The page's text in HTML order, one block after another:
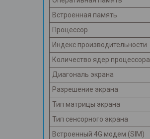
Встроенная память
Процессор
Индекс производительности
Количество ядер процессора
Диагональ экрана
Разрешение экрана
Тип матрицы экрана
Тип сенсорного экрана
Встроенный 4G модем (SIM)